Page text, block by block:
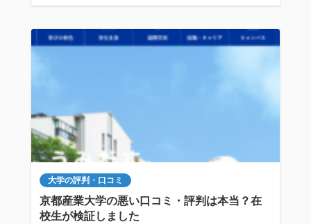
大学の評判・口コミ
京都産業大学の悪い口コミ・評判は本当？在
校生が検証しました